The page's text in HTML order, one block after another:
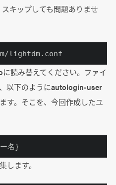
キップしても問題ありませ
lightdm.conf
読み替えてください。ファイ
以下のようにautologin-user
す。そこを、今回作成したユ
名}
します。